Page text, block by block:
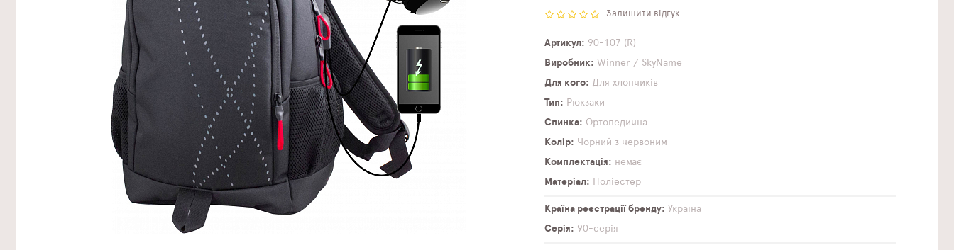
Залишити відгук
Артикул
90-107 (R)
Виробник
Winner / SkyName
Для кого
Для хлопчиків
Тип
Рюкзаки
Спинка
Ортопедична
Колір
Чорний з червоним
Комплектація
немає
Матеріал
Поліестер
Країна реєстрації бренду
Україна
Серія
90-серія